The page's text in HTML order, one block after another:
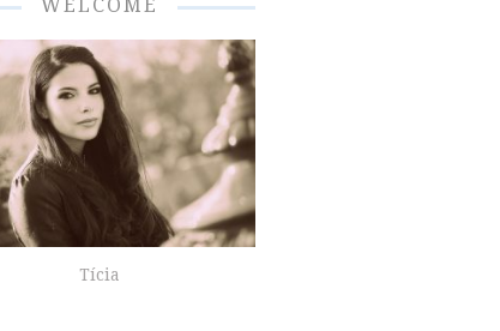
WELCOME
Tícia